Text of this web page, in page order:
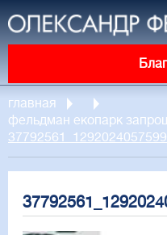
главная
фельдман екопарк